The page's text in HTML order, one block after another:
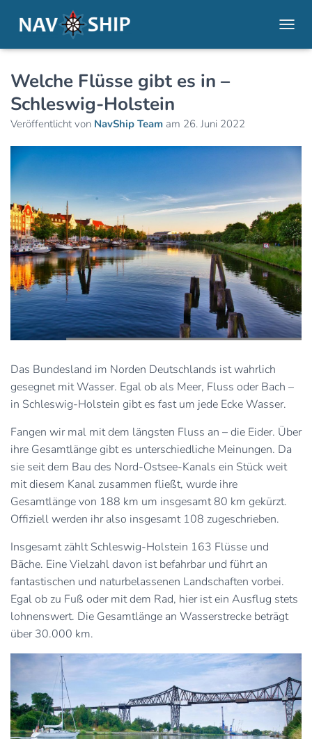
Welche Flüsse gibt es in –
Schleswig-Holstein
Veröffentlicht von NavShip Team am 26. Juni 2022
Das Bundesland im Norden Deutschlands ist wahrlich
gesegnet mit Wasser. Egal ob als Meer, Fluss oder Bach –
in Schleswig-Holstein gibt es fast um jede Ecke Wasser.
Fangen wir mal mit dem längsten Fluss an – die Eider. Über
ihre Gesamtlänge gibt es unterschiedliche Meinungen. Da
sie seit dem Bau des Nord-Ostsee-Kanals ein Stück weit
mit diesem Kanal zusammen fließt, wurde ihre
Gesamtlänge von 188 km um insgesamt 80 km gekürzt.
Offiziell werden ihr also insgesamt 108 zugeschrieben.
Insgesamt zählt Schleswig-Holstein 163 Flüsse und
Bäche. Eine Vielzahl davon ist befahrbar und führt an
fantastischen und naturbelassenen Landschaften vorbei.
Egal ob zu Fuß oder mit dem Rad, hier ist ein Ausflug stets
lohnenswert. Die Gesamtlänge an Wasserstrecke beträgt
über 30.000 km.